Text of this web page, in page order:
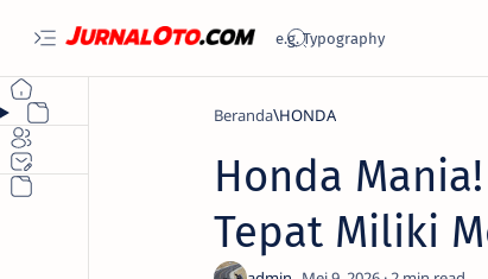
Beranda HONDA
Honda
Tepat Miliki